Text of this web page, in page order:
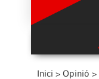
Inici > Opinió >